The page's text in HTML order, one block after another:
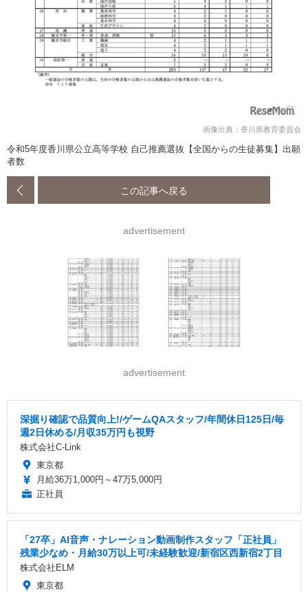
画像出典：香川県教育委員会
令和5年度香川県公立高等学校 自己推薦選抜【全国からの生徒募集】出願
者数
この記事へ戻る
advertisement
advertisement
深掘り確認で品質向上!/ゲームQAスタッフ/年間休日125日/毎
週2日休める/月収35万円も視野
株式会社C-Link
東京都
月給36万1,000円～47万5,000円
正社員
「27卒」AI音声・ナレーション動画制作スタッフ「正社員」
残業少なめ・月給30万以上可/未経験歓迎/新宿区西新宿2丁目
株式会社ELM
東京都